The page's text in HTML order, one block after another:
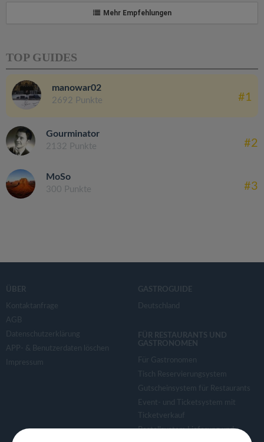
Mehr Empfehlungen
TOP GUIDES
manowar02
2692 Punkte #1
Gourminator
2132 Punkte #2
MoSo
300 Punkte #3
ÜBER
Kontaktanfrage
AGB
Datenschutzerklärung
APP- & Benutzerdaten löschen
Impressum
GASTROGUIDE
Deutschland
FÜR RESTAURANTS UND
GASTRONOMEN
Für Gastronomen
Tisch Reservierungsystem
Gutscheinsystem für Restaurants
Event- und Ticketsystem mit
Ticketverkauf
Bestellsystem Lieferung und